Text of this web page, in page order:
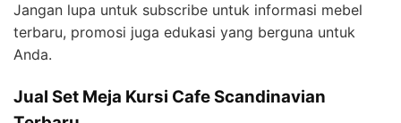
Jangan lupa untuk subscribe untuk informasi mebel
terbaru, promosi juga edukasi yang berguna untuk
Anda.
Jual Set Meja Kursi Cafe Scandinavian